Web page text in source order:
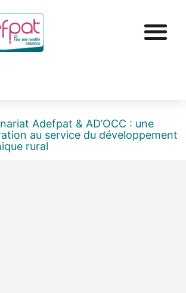
Adefpat & AD’OCC : une
au service du développement
rural